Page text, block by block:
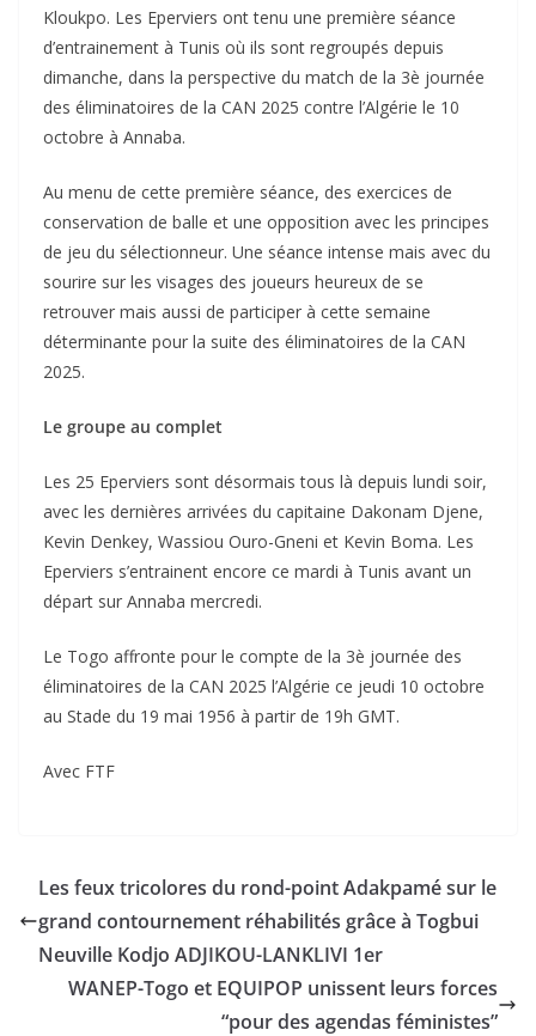
Kloukpo. Les Eperviers ont tenu une première séance
d’entrainement à Tunis où ils sont regroupés depuis
dimanche, dans la perspective du match de la 3è journée
des éliminatoires de la CAN 2025 contre l’Algérie le 10
octobre à Annaba.
Au menu de cette première séance, des exercices de
conservation de balle et une opposition avec les principes
de jeu du sélectionneur. Une séance intense mais avec du
sourire sur les visages des joueurs heureux de se
retrouver mais aussi de participer à cette semaine
déterminante pour la suite des éliminatoires de la CAN
2025.
Le groupe au complet
Les 25 Eperviers sont désormais tous là depuis lundi soir,
avec les dernières arrivées du capitaine Dakonam Djene,
Kevin Denkey, Wassiou Ouro-Gneni et Kevin Boma. Les
Eperviers s’entrainent encore ce mardi à Tunis avant un
départ sur Annaba mercredi.
Le Togo affronte pour le compte de la 3è journée des
éliminatoires de la CAN 2025 l’Algérie ce jeudi 10 octobre
au Stade du 19 mai 1956 à partir de 19h GMT.
Avec FTF
Les feux tricolores du rond-point Adakpamé sur le
grand contournement réhabilités grâce à Togbui
Neuville Kodjo ADJIKOU-LANKLIVI 1er
WANEP-Togo et EQUIPOP unissent leurs forces
“pour des agendas féministes”